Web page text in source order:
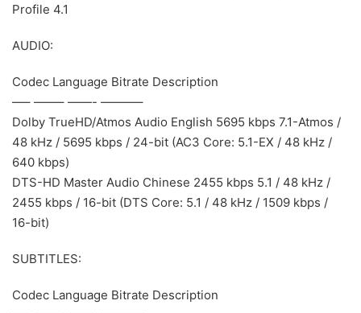
Profile 4.1
AUDIO:
Codec Language Bitrate Description
—– ——– ——- ———–
Dolby TrueHD/Atmos Audio English 5695 kbps 7.1-Atmos /
48 kHz / 5695 kbps / 24-bit (AC3 Core: 5.1-EX / 48 kHz /
640 kbps)
DTS-HD Master Audio Chinese 2455 kbps 5.1 / 48 kHz /
2455 kbps / 16-bit (DTS Core: 5.1 / 48 kHz / 1509 kbps /
16-bit)
SUBTITLES:
Codec Language Bitrate Description